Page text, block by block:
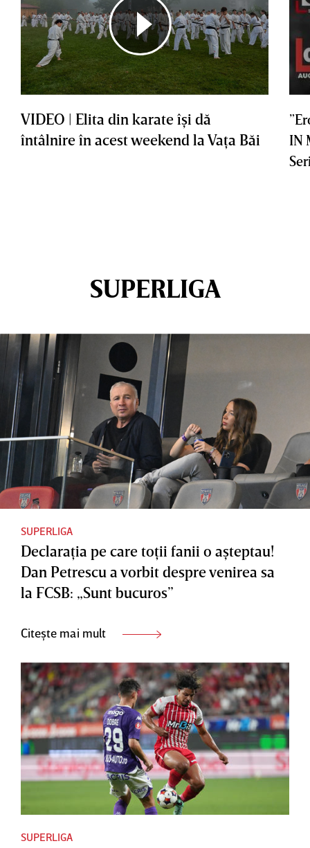
VIDEO | Elita din karate îşi dă
întâlnire în acest weekend la Vaţa Băi
IN
SUPERLIGA
SUPERLIGA
Declaraţia pe care toţii fanii o aşteptau!
Dan Petrescu a vorbit despre venirea sa
la FCSB: „Sunt bucuros”
Citește mai mult
SUPERLIGA